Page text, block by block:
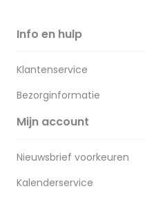
Info en hulp
Klantenservice
Bezorginformatie
Mijn account
Nieuwsbrief voorkeuren
Kalenderservice